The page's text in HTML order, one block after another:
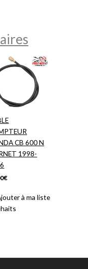
CB 600 N
1998-
€
à ma liste